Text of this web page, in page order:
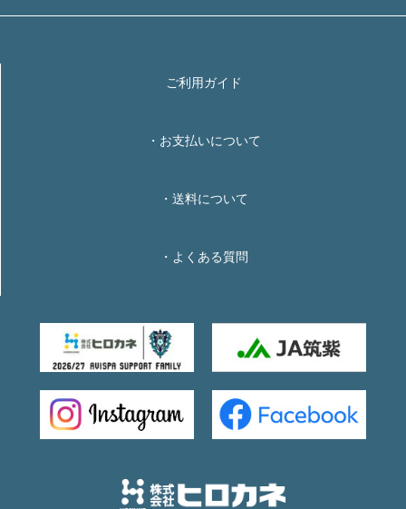
ご利用ガイド
・お支払いについて
・送料について
・よくある質問